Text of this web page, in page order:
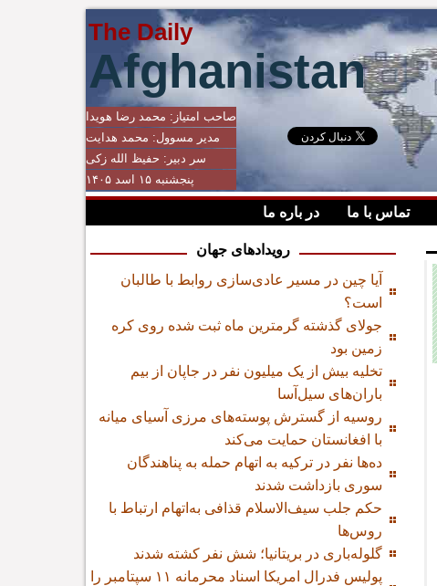
The Daily
Afghanistan
صاحب امتیاز: محمد رضا هویدا
مدیر مسوول: محمد هدایت
سر دبیر: حفیظ الله زکی
پنجشنبه ۱۵ اسد ۱۴۰۵
تماس با ما در باره ما
رویدادهای جهان
آیا چین در مسیر عادی‌سازی روابط با طالبان
است؟
جولای گذشته گرمترین ماه ثبت شده روی کره
زمین بود
تخلیه بیش از یک میلیون نفر در جاپان از بیم
باران‌های سیل‌آسا
روسیه از گسترش پوسته‌های مرزی آسیای میانه
با افغانستان حمایت می‌کند
ده‌ها نفر در ترکیه به اتهام حمله به پناهندگان
سوری بازداشت شدند
حکم جلب سیف‌الاسلام قذافی به‌اتهام ارتباط با
روس‌ها
گلوله‌باری در بریتانیا؛ شش نفر کشته شدند
پولیس فدرال امریکا اسناد محرمانه ۱۱ سپتامبر را